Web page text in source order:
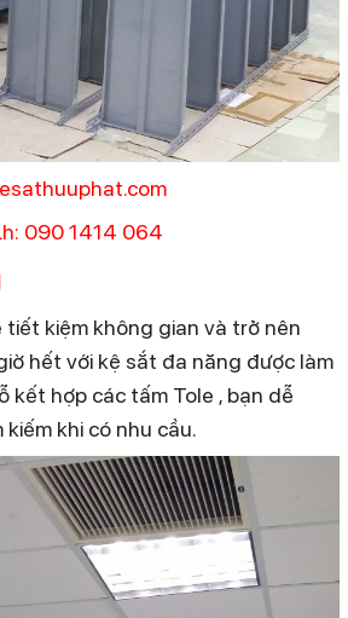
090 1414 064
tiết kiệm không gian và trở nên
hết với kệ sắt đa năng được làm
kết hợp các tấm Tole , bạn dễ
khi có nhu cầu.